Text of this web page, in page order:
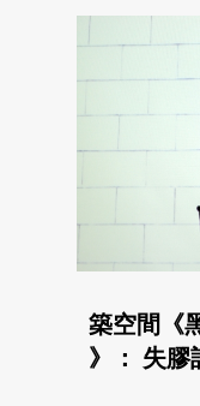
築空間《
》： 失膠